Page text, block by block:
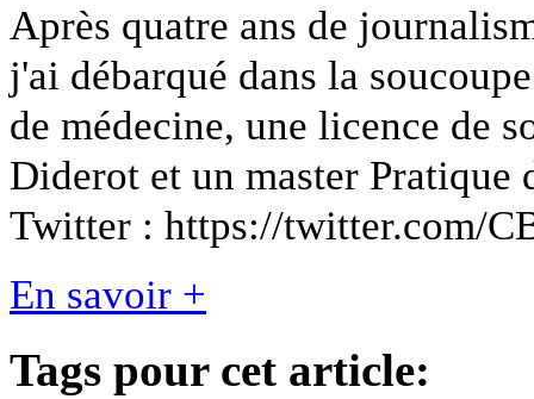
Après quatre ans de
j'ai débarqué dans la
de médecine, une licence de
Diderot et un master
Twitter : https://twitter.com/
En savoir +
Tags pour cet article: